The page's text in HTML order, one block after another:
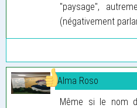
"paysage",
(négativement
Alma Roso
Même si le nom